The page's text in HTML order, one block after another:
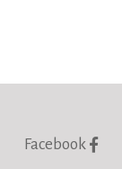
Facebook